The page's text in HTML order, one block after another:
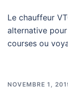
Le chauffeur
alternative
courses ou
NOVEMBRE 1,